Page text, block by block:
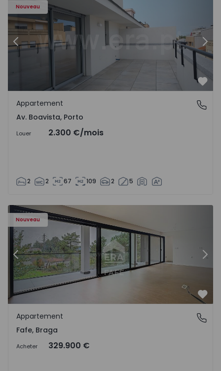
Nouveau
Précédent
Av. Boavista, Porto
Appartement
Av. Boavista, Porto
Louer 2.300 €/mois
2 2 67 109 2 5
Nouveau
Précédent
Fafe, Braga
Appartement
Fafe, Braga
Acheter 329.900 €